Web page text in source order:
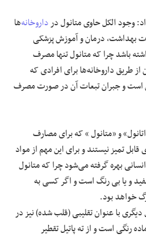
الکل حاوی متانول درداروخانه‌ها
بهداشت، درمان و آموزش پزشکی
باشد چرا که متانول تنها مصرف
طریق داروخانه‌ها برای افرادی که
است و جبران تبعات آن در صورت مصرف
و «متانول » که برای مصارف
تمیز نیستند و برای این مهم از مواد
بهره گرفته می‌شود چرا که متانول
و یا بی رنگ است و اگر کسی به
خواهد بود.
با عنوان تقلیبی (قلب شده) نیز در
رنگی است و از ته پاتیل تقطیر